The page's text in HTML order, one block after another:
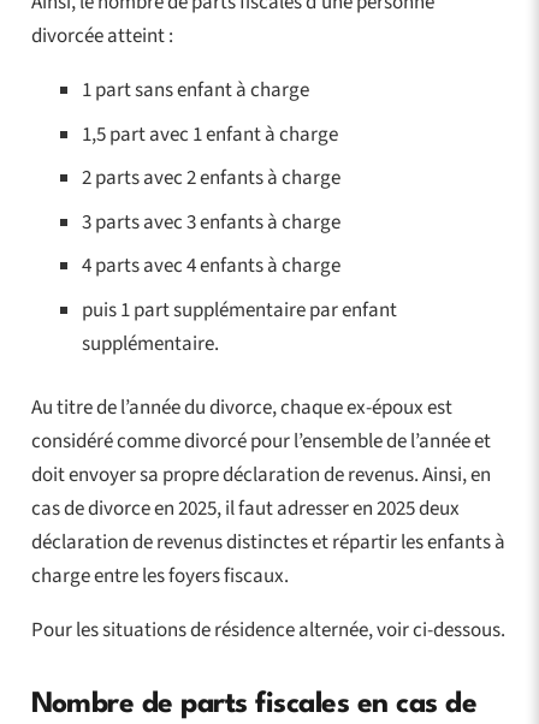
divorcée atteint :
1 part sans enfant à charge
1,5 part avec 1 enfant à charge
2 parts avec 2 enfants à charge
3 parts avec 3 enfants à charge
4 parts avec 4 enfants à charge
puis 1 part supplémentaire par enfant
supplémentaire.
Au titre de l’année du divorce, chaque ex-époux est
considéré comme divorcé pour l’ensemble de l’année et
doit envoyer sa propre déclaration de revenus. Ainsi, en
cas de divorce en 2025, il faut adresser en 2025 deux
déclaration de revenus distinctes et répartir les enfants à
charge entre les foyers fiscaux.
Pour les situations de résidence alternée, voir ci-dessous.
Nombre de parts fiscales en cas de